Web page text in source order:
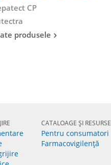
CP
produsele
CATALOAGE ȘI RESURSE
Pentru consumatori
Farmacovigilenţă